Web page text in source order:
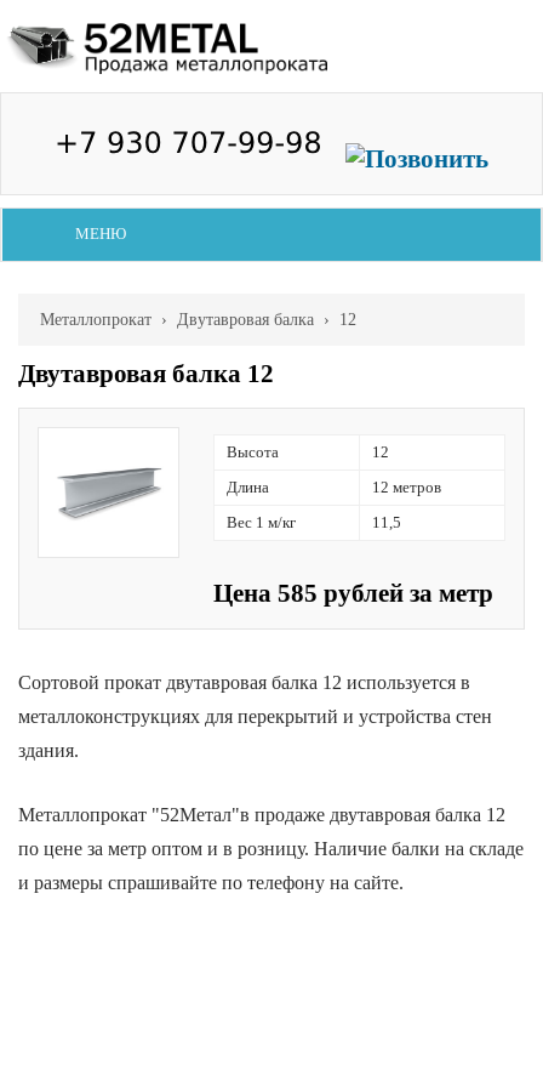
МЕНЮ
Металлопрокат › Двутавровая балка › 12
Двутавровая балка 12
Высота 12
Длина 12 метров
Вес 1 м/кг 11,5
Цена 585 рублей за метр
Сортовой прокат двутавровая балка 12 используется в
металлоконструкциях для перекрытий и устройства стен
здания.
Металлопрокат "52Метал"в продаже двутавровая балка 12
по цене за метр оптом и в розницу. Наличие балки на складе
и размеры спрашивайте по телефону на сайте.